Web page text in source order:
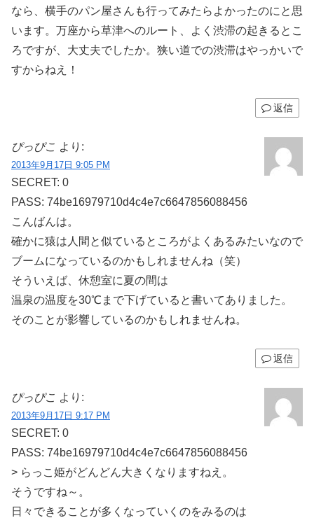
なら、横手のパン屋さんも行ってみたらよかったのにと思
います。万座から草津へのルート、よく渋滞の起きるとこ
ろですが、大丈夫でしたか。狭い道での渋滞はやっかいで
すからねえ！
返信
ぴっぴこ より:
2013年9月17日 9:05 PM
SECRET: 0
PASS: 74be16979710d4c4e7c6647856088456
こんばんは。
確かに猿は人間と似ているところがよくあるみたいなので
ブームになっているのかもしれませんね（笑）
そういえば、休憩室に夏の間は
温泉の温度を30℃まで下げていると書いてありました。
そのことが影響しているのかもしれませんね。
返信
ぴっぴこ より:
2013年9月17日 9:17 PM
SECRET: 0
PASS: 74be16979710d4c4e7c6647856088456
> らっこ姫がどんどん大きくなりますねえ。
そうですね～。
日々できることが多くなっていくのをみるのは